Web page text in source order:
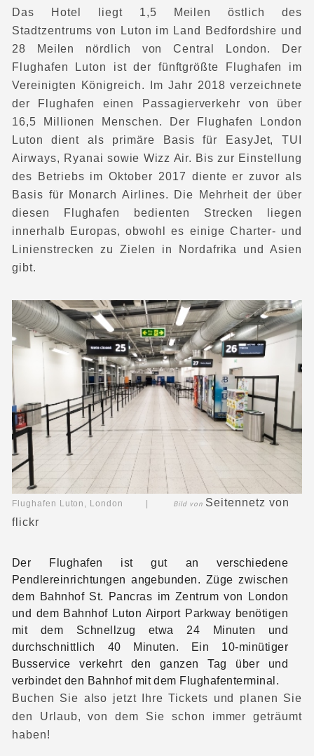
Das Hotel liegt 1,5 Meilen östlich des
Stadtzentrums von Luton im Land Bedfordshire und
28 Meilen nördlich von Central London. Der
Flughafen Luton ist der fünftgrößte Flughafen im
Vereinigten Königreich. Im Jahr 2018 verzeichnete
der Flughafen einen Passagierverkehr von über
16,5 Millionen Menschen. Der Flughafen London
Luton dient als primäre Basis für EasyJet, TUI
Airways, Ryanai sowie Wizz Air. Bis zur Einstellung
des Betriebs im Oktober 2017 diente er zuvor als
Basis für Monarch Airlines. Die Mehrheit der über
diesen Flughafen bedienten Strecken liegen
innerhalb Europas, obwohl es einige Charter- und
Linienstrecken zu Zielen in Nordafrika und Asien
gibt.
Flughafen Luton, London | Bild von Seitennetz von
flickr
Der Flughafen ist gut an verschiedene
Pendlereinrichtungen angebunden. Züge zwischen
dem Bahnhof St. Pancras im Zentrum von London
und dem Bahnhof Luton Airport Parkway benötigen
mit dem Schnellzug etwa 24 Minuten und
durchschnittlich 40 Minuten. Ein 10-minütiger
Busservice verkehrt den ganzen Tag über und
verbindet den Bahnhof mit dem Flughafenterminal.
Buchen Sie also jetzt Ihre Tickets und planen Sie
den Urlaub, von dem Sie schon immer geträumt
haben!